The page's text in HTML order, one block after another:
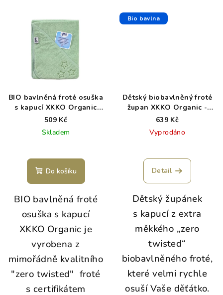
BIO bavlněná froté osuška
s kapucí XKKO Organic
90x90 - Mint Stars
509 Kč
Skladem
Do košíku
BIO bavlněná froté
osuška s kapucí
XKKO Organic je
vyrobena z
mimořádně kvalitního
"zero twisted" froté
s certifikátem
Bio bavlna
Dětský biobavlněný froté
župan XKKO Organic -
Silver Star 12-24m
639 Kč
Vyprodáno
Detail
Dětský župánek
s kapucí z extra
měkkého „zero
twisted“
biobavlněného froté,
které velmi rychle
osuší Vaše děťátko.